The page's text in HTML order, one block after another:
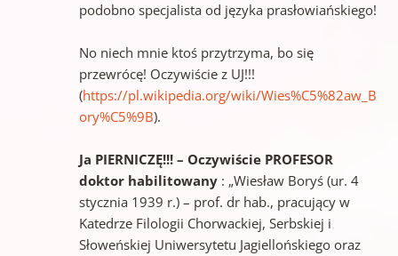
podobno specjalista od języka prasłowiańskiego!
No niech mnie ktoś przytrzyma, bo się
przewrócę! Oczywiście z UJ!!!
(https://pl.wikipedia.org/wiki/Wies%C5%82aw_B
ory%C5%9B).
Ja PIERNICZĘ!!! – Oczywiście PROFESOR
doktor habilitowany: „Wiesław Boryś (ur. 4
stycznia 1939 r.) – prof. dr hab., pracujący w
Katedrze Filologii Chorwackiej, Serbskiej i
Słoweńskiej Uniwersytetu Jagiellońskiego oraz